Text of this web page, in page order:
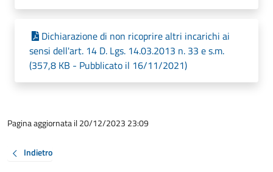
Dichiarazione di non ricoprire altri incarichi ai
sensi dell'art. 14 D. Lgs. 14.03.2013 n. 33 e s.m.
(357,8 KB - Pubblicato il 16/11/2021)
Pagina aggiornata il 20/12/2023 23:09
Indietro